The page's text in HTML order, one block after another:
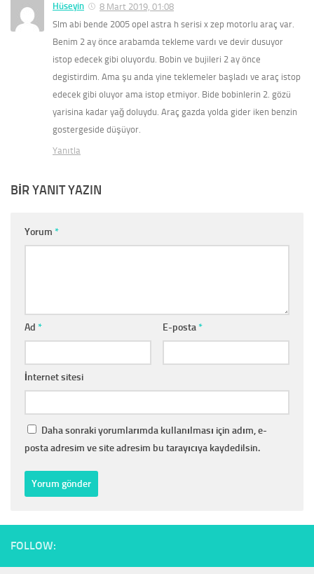
Hüseyin
8 Mart 2019, 01:08
Slm abi bende 2005 opel astra h serisi x zep motorlu araç var.
Benim 2 ay önce arabamda tekleme vardı ve devir dusuyor
istop edecek gibi oluyordu. Bobin ve bujileri 2 ay önce
degistirdim. Ama şu anda yine teklemeler başladı ve araç istop
edecek gibi oluyor ama istop etmiyor. Bide bobinlerin 2. gözü
yarisina kadar yağ doluydu. Araç gazda yolda gider iken benzin
gostergeside düşüyor.
Yanıtla
BIR YANIT YAZIN
Yorum *
Ad * E-posta*
İnternet sitesi
Daha sonraki yorumlarımda kullanılması için adım, e-
posta adresim ve site adresim bu tarayıcıya kaydedilsin.
FOLLOW: